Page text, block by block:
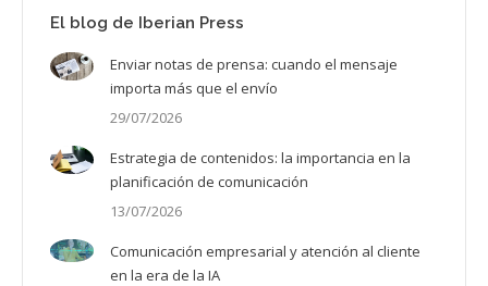
El blog de Iberian Press
Enviar notas de prensa: cuando el mensaje
importa más que el envío
29/07/2026
Estrategia de contenidos: la importancia en la
planificación de comunicación
13/07/2026
Comunicación empresarial y atención al cliente
en la era de la IA